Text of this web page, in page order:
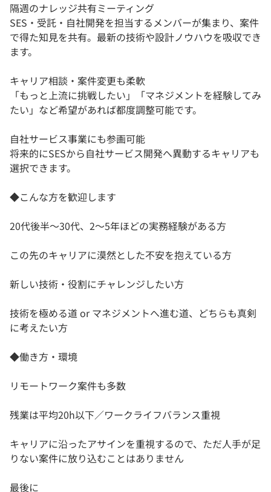
隔週のナレッジ共有ミーティング
SES・受託・自社開発を担当するメンバーが集まり、案件
で得た知見を共有。最新の技術や設計ノウハウを吸収でき
ます。
キャリア相談・案件変更も柔軟
「もっと上流に挑戦したい」「マネジメントを経験してみ
たい」など希望があれば都度調整可能です。
自社サービス事業にも参画可能
将来的にSESから自社サービス開発へ異動するキャリアも
選択できます。
◆こんな方を歓迎します
20代後半～30代、2～5年ほどの実務経験がある方
この先のキャリアに漠然とした不安を抱えている方
新しい技術・役割にチャレンジしたい方
技術を極める道 or マネジメントへ進む道、どちらも真剣
に考えたい方
◆働き方・環境
リモートワーク案件も多数
残業は平均20h以下／ワークライフバランス重視
キャリアに沿ったアサインを重視するので、ただ人手が足
りない案件に放り込むことはありません
最後に